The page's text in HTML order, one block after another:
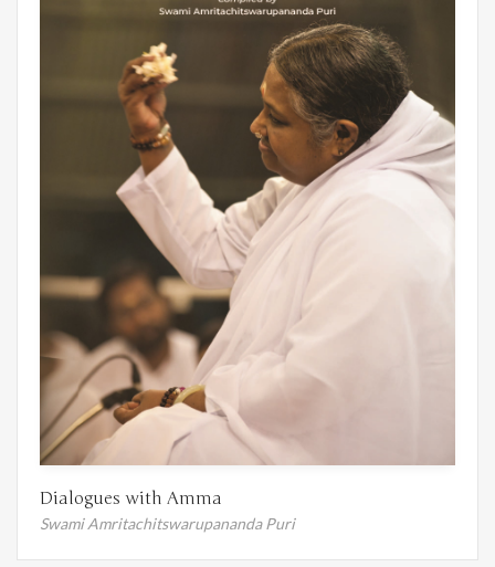
Dialogues with Amma
Swami Amritachitswarupananda Puri